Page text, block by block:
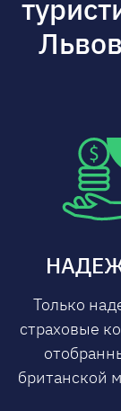
Только
страховые
британской